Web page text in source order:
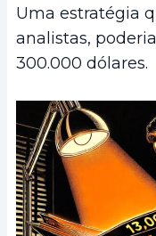
Uma estratégia
analistas,
300.000 dólares.